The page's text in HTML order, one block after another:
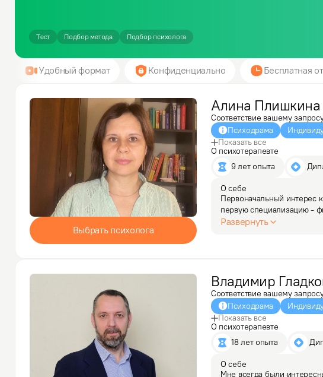
Тест Подбор метода Подбор психолога
Удобный формат Конфиденциально Бесплатная
Выбрать психолога
Алина Плишкина
Соответствие вашему
Психодрама
Показать все
О психотерапевте
9 лет опыта
О себе
Первоначальный интерес к
первую специализацию -
и преподаватель, видя
Развернуть
Владимир
Соответствие вашему
Психодрама
Показать все
О психотерапевте
18 лет опыта
О себе
Мне всегда были